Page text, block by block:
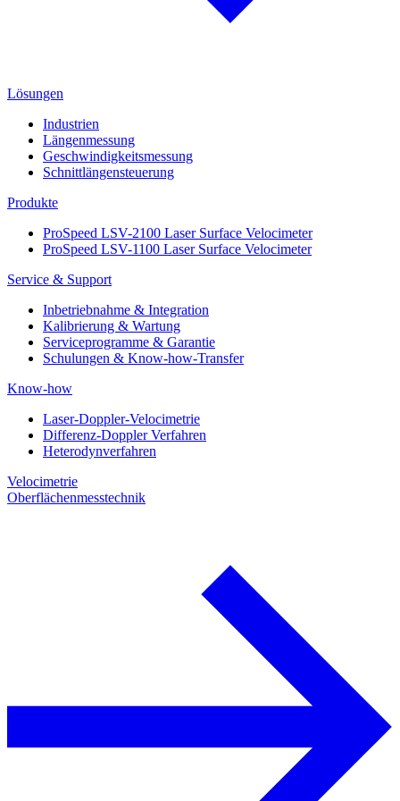
Lösungen
Industrien
Längenmessung
Geschwindigkeitsmessung
Schnittlängensteuerung
Produkte
ProSpeed LSV-2100 Laser Surface Velocimeter
ProSpeed LSV-1100 Laser Surface Velocimeter
Service & Support
Inbetriebnahme & Integration
Kalibrierung & Wartung
Serviceprogramme & Garantie
Schulungen & Know-how-Transfer
Know-how
Laser-Doppler-Velocimetrie
Differenz-Doppler Verfahren
Heterodynverfahren
Velocimetrie
Oberflächenmesstechnik